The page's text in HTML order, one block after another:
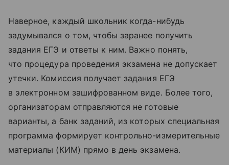
Наверное, каждый школьник когда-нибудь
задумывался о том, чтобы заранее получить
задания ЕГЭ и ответы к ним. Важно понять,
что процедура проведения экзамена не допускает
утечки. Комиссия получает задания ЕГЭ
в электронном зашифрованном виде. Более того,
организаторам отправляются не готовые
варианты, а банк заданий, из которых специальная
программа формирует контрольно-измерительные
материалы (КИМ) прямо в день экзамена.